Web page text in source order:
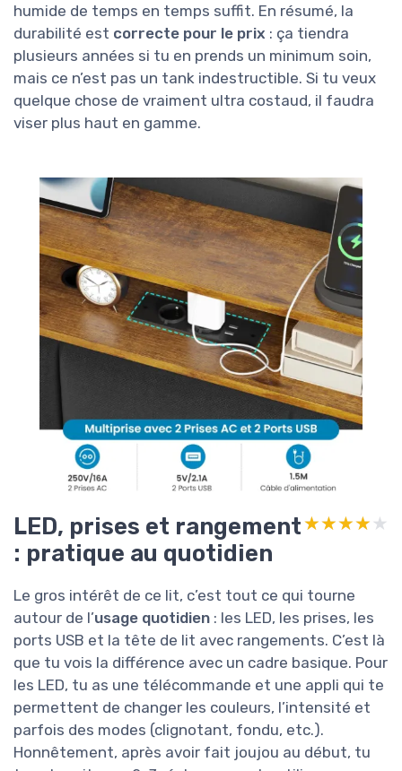
humide de temps en temps suffit. En résumé, la
durabilité est correcte pour le prix : ça tiendra
plusieurs années si tu en prends un minimum soin,
mais ce n’est pas un tank indestructible. Si tu veux
quelque chose de vraiment ultra costaud, il faudra
viser plus haut en gamme.
LED, prises et rangement
: pratique au quotidien
★★★★★
★★★★★
Le gros intérêt de ce lit, c’est tout ce qui tourne
autour de l’usage quotidien : les LED, les prises, les
ports USB et la tête de lit avec rangements. C’est là
que tu vois la différence avec un cadre basique. Pour
les LED, tu as une télécommande et une appli qui te
permettent de changer les couleurs, l’intensité et
parfois des modes (clignotant, fondu, etc.).
Honnêtement, après avoir fait joujou au début, tu